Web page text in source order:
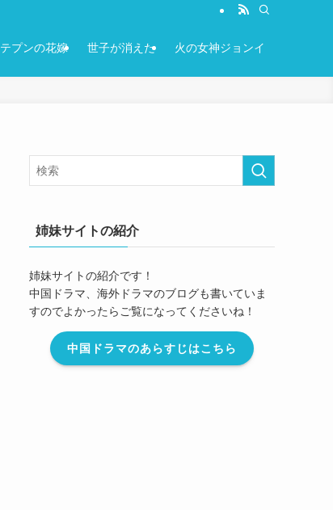
テプンの花嫁 世子が消えた 火の女神ジョンイ
姉妹サイトの紹介
姉妹サイトの紹介です！
中国ドラマ、海外ドラマのブログも書いていま
すのでよかったらご覧になってくださいね！
中国ドラマのあらすじはこちら